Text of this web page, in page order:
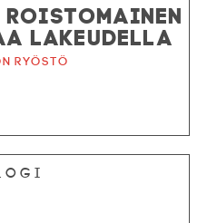
LAKEUDELLA
ryöstö